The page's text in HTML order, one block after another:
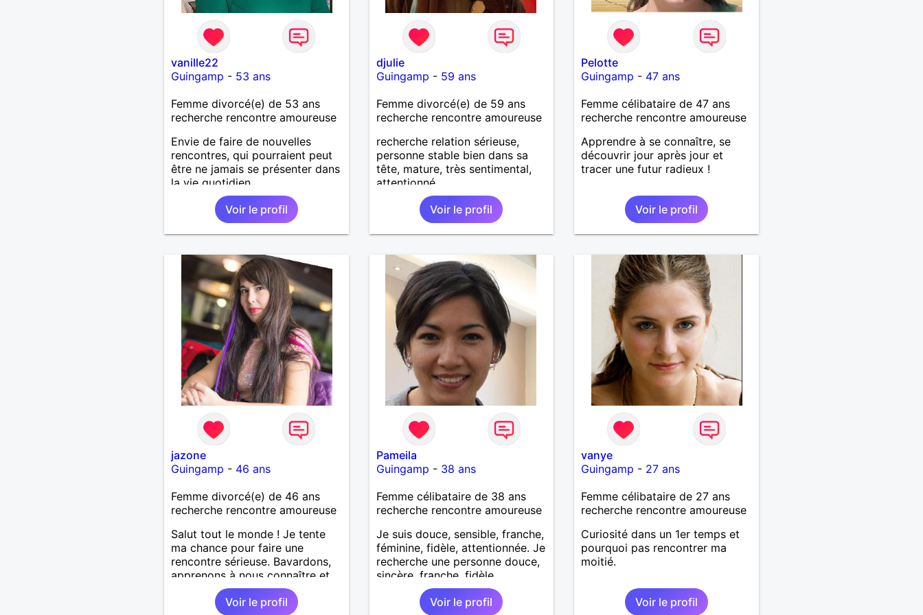
vanille22
Guingamp - 53 ans
Femme divorcé(e) de 53 ans
recherche rencontre amoureuse
Envie de faire de nouvelles
rencontres, qui pourraient peut
être ne jamais se présenter dans
la vie quotidien.
Voir le profil
djulie
Guingamp - 59 ans
Femme divorcé(e) de 59 ans
recherche rencontre amoureuse
recherche relation sérieuse,
personne stable bien dans sa
tête, mature, très sentimental,
attentionné.
Voir le profil
Pelotte
Guingamp - 47 ans
Femme célibataire de 47 ans
recherche rencontre amoureuse
Apprendre à se connaître, se
découvrir jour après jour et
tracer une futur radieux !
Voir le profil
jazone
Guingamp - 46 ans
Femme divorcé(e) de 46 ans
recherche rencontre amoureuse
Salut tout le monde ! Je tente
ma chance pour faire une
rencontre sérieuse. Bavardons,
apprenons à nous connaître et
après, qui sait !
Voir le profil
Pameila
Guingamp - 38 ans
Femme célibataire de 38 ans
recherche rencontre amoureuse
Je suis douce, sensible, franche,
féminine, fidèle, attentionnée. Je
recherche une personne douce,
sincère, franche, fidèle,
attentionnée, avec de l'humour
si possible.Voir le profil
vanye
Guingamp - 27 ans
Femme célibataire de 27 ans
recherche rencontre amoureuse
Curiosité dans un 1er temps et
pourquoi pas rencontrer ma
moitié.
Voir le profil